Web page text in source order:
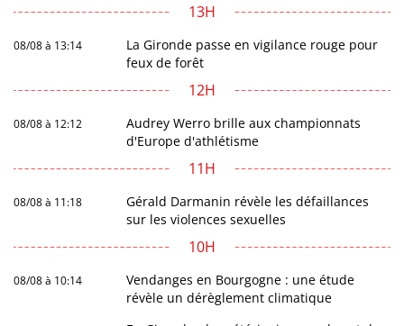
13H
08/08 à 13:14
La Gironde passe en vigilance rouge pour
feux de forêt
12H
08/08 à 12:12
Audrey Werro brille aux championnats
d'Europe d'athlétisme
11H
08/08 à 11:18
Gérald Darmanin révèle les défaillances
sur les violences sexuelles
10H
08/08 à 10:14
Vendanges en Bourgogne : une étude
révèle un dérèglement climatique